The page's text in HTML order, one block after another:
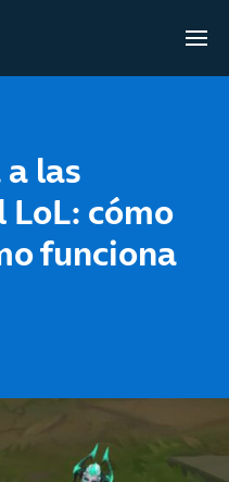
las
LoL: cómo
funciona